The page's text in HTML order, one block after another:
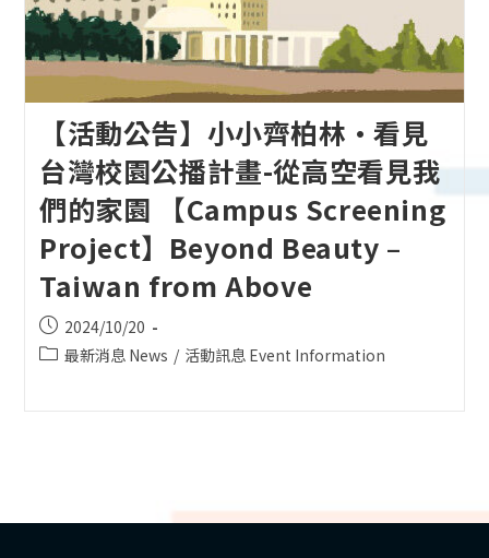
【活動公告】小小齊柏林·看見
台灣校園公播計畫-從高空看見我
們的家園 【Campus Screening
Project】Beyond Beauty –
Taiwan from Above
Post
published:
2024/10/20
Post最新消息 News / 活動訊息 Event Information